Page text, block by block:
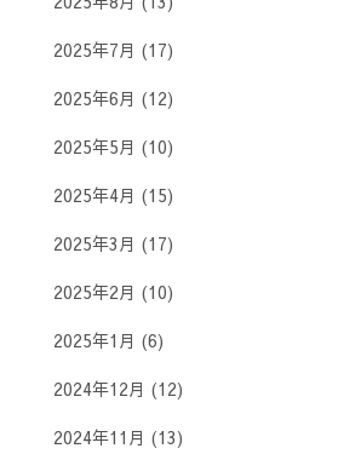
2025年7月 (17)
2025年6月 (12)
2025年5月 (10)
2025年4月 (15)
2025年3月 (17)
2025年2月 (10)
2025年1月 (6)
2024年12月 (12)
2024年11月 (13)